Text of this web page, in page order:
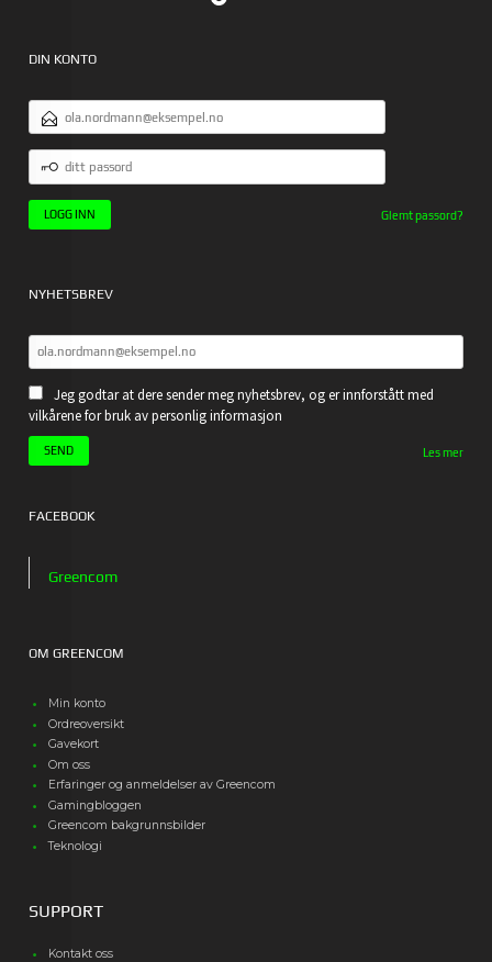
DIN KONTO
E-
POSTADRESSE
DITT
PASSORD
Glemt passord?
NYHETSBREV
Jeg godtar at dere sender meg nyhetsbrev, og er innforstått med
vilkårene for bruk av personlig informasjon
Les mer
FACEBOOK
Greencom
OM GREENCOM
Min konto
Ordreoversikt
Gavekort
Om oss
Erfaringer og anmeldelser av Greencom
Gamingbloggen
Greencom bakgrunnsbilder
Teknologi
SUPPORT
Kontakt oss